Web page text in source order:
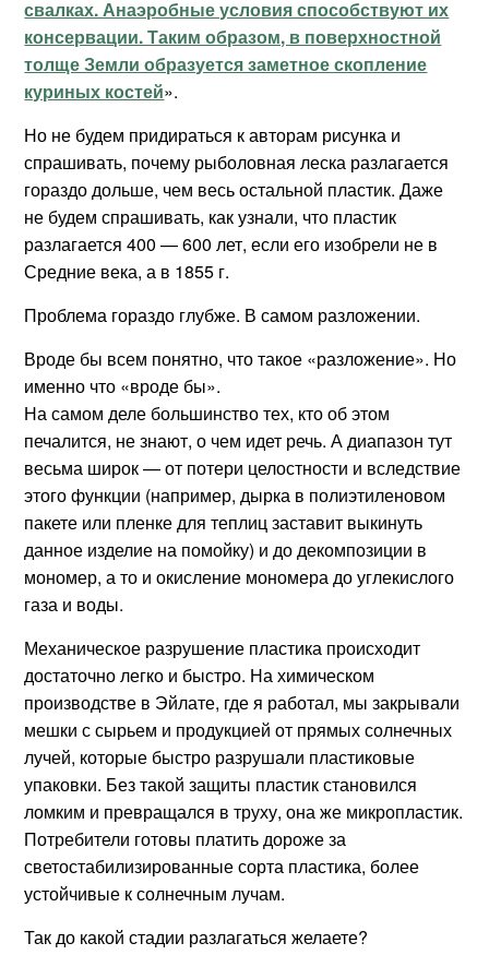
свалках. Анаэробные условия способствуют их
консервации. Таким образом, в поверхностной
толще Земли образуется заметное скопление
куриных костей».
Но не будем придираться к авторам рисунка и
спрашивать, почему рыболовная леска разлагается
гораздо дольше, чем весь остальной пластик. Даже
не будем спрашивать, как узнали, что пластик
разлагается 400 — 600 лет, если его изобрели не в
Средние века, а в 1855 г.
Проблема гораздо глубже. В самом разложении.
Вроде бы всем понятно, что такое «разложение». Но
именно что «вроде бы».
На самом деле большинство тех, кто об этом
печалится, не знают, о чем идет речь. А диапазон тут
весьма широк — от потери целостности и вследствие
этого функции (например, дырка в полиэтиленовом
пакете или пленке для теплиц заставит выкинуть
данное изделие на помойку) и до декомпозиции в
мономер, а то и окисление мономера до углекислого
газа и воды.
Механическое разрушение пластика происходит
достаточно легко и быстро. На химическом
производстве в Эйлате, где я работал, мы закрывали
мешки с сырьем и продукцией от прямых солнечных
лучей, которые быстро разрушали пластиковые
упаковки. Без такой защиты пластик становился
ломким и превращался в труху, она же микропластик.
Потребители готовы платить дороже за
светостабилизированные сорта пластика, более
устойчивые к солнечным лучам.
Так до какой стадии разлагаться желаете?